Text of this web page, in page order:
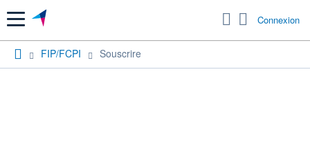
Menu Connexion
FIP/FCPI Souscrire